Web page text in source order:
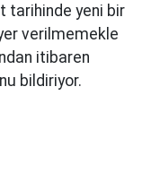
tarihinde yeni bir
verilmemekle
itibaren
bildiriyor.